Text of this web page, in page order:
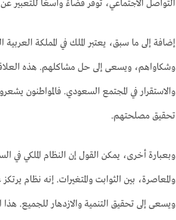
التواصل الاجتماعي، توفر فضاءً واسعًا للتعبير عن
إضافة إلى ما سبق، يعتبر الملك في المملكة
وشكاواهم، ويسعى إلى حل مشاكلهم. هذه
والاستقرار في المجتمع السعودي. فالمواطنون
تحقيق مصلحتهم.
وبعبارة أخرى، يمكن القول إن النظام الملكي في
والمعاصرة، بين الثوابت والمتغيرات. إنه نظام
ويسعى إلى تحقيق التنمية والازدهار للجميع.